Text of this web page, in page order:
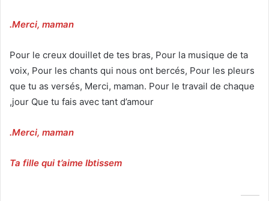
Merci, maman.
Pour le creux douillet de tes bras, Pour la musique de ta
voix, Pour les chants qui nous ont bercés, Pour les pleurs
que tu as versés, Merci, maman. Pour le travail de chaque
jour Que tu fais avec tant d’amour,
Merci, maman.
Ta fille qui t’aime Ibtissem